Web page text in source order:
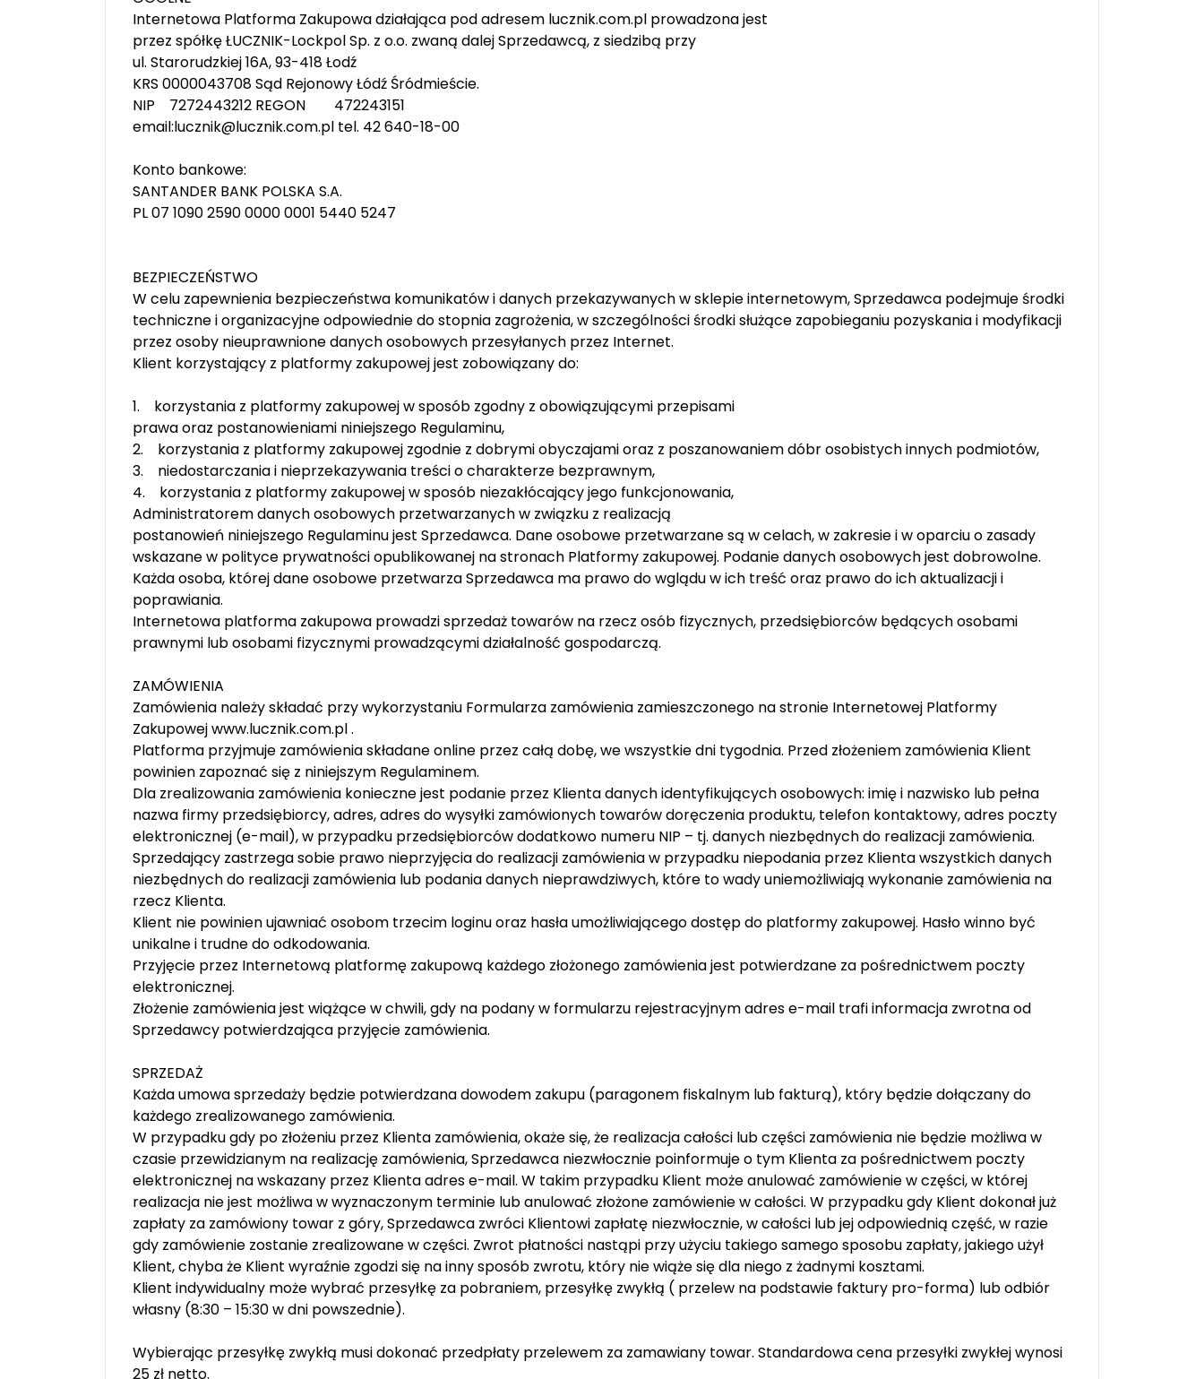
Internetowa Platforma Zakupowa działająca pod adresem lucznik.com.pl prowadzona jest
przez spółkę ŁUCZNIK-Lockpol Sp. z o.o. zwaną dalej Sprzedawcą, z siedzibą przy
ul. Starorudzkiej 16A, 93-418 Łodź
KRS 0000043708 Sąd Rejonowy Łódź Śródmieście.
NIP 7272443212 REGON 472243151
email:lucznik@lucznik.com.pl tel. 42 640-18-00
Konto bankowe:
SANTANDER BANK POLSKA S.A.
PL 07 1090 2590 0000 0001 5440 5247
BEZPIECZEŃSTWO
W celu zapewnienia bezpieczeństwa komunikatów i danych przekazywanych w sklepie internetowym, Sprzedawca podejmuje środki
techniczne i organizacyjne odpowiednie do stopnia zagrożenia, w szczególności środki służące zapobieganiu pozyskania i modyfikacji
przez osoby nieuprawnione danych osobowych przesyłanych przez Internet.
Klient korzystający z platformy zakupowej jest zobowiązany do:
1. korzystania z platformy zakupowej w sposób zgodny z obowiązującymi przepisami
prawa oraz postanowieniami niniejszego Regulaminu,
2. korzystania z platformy zakupowej zgodnie z dobrymi obyczajami oraz z poszanowaniem dóbr osobistych innych podmiotów,
3. niedostarczania i nieprzekazywania treści o charakterze bezprawnym,
4. korzystania z platformy zakupowej w sposób niezakłócający jego funkcjonowania,
Administratorem danych osobowych przetwarzanych w związku z realizacją
postanowień niniejszego Regulaminu jest Sprzedawca. Dane osobowe przetwarzane są w celach, w zakresie i w oparciu o zasady
wskazane w polityce prywatności opublikowanej na stronach Platformy zakupowej. Podanie danych osobowych jest dobrowolne.
Każda osoba, której dane osobowe przetwarza Sprzedawca ma prawo do wglądu w ich treść oraz prawo do ich aktualizacji i
poprawiania.
Internetowa platforma zakupowa prowadzi sprzedaż towarów na rzecz osób fizycznych, przedsiębiorców będących osobami
prawnymi lub osobami fizycznymi prowadzącymi działalność gospodarczą.
ZAMÓWIENIA
Zamówienia należy składać przy wykorzystaniu Formularza zamówienia zamieszczonego na stronie Internetowej Platformy
Zakupowej www.lucznik.com.pl .
Platforma przyjmuje zamówienia składane online przez całą dobę, we wszystkie dni tygodnia. Przed złożeniem zamówienia Klient
powinien zapoznać się z niniejszym Regulaminem.
Dla zrealizowania zamówienia konieczne jest podanie przez Klienta danych identyfikujących osobowych: imię i nazwisko lub pełna
nazwa firmy przedsiębiorcy, adres, adres do wysyłki zamówionych towarów doręczenia produktu, telefon kontaktowy, adres poczty
elektronicznej (e-mail), w przypadku przedsiębiorców dodatkowo numeru NIP – tj. danych niezbędnych do realizacji zamówienia.
Sprzedający zastrzega sobie prawo nieprzyjęcia do realizacji zamówienia w przypadku niepodania przez Klienta wszystkich danych
niezbędnych do realizacji zamówienia lub podania danych nieprawdziwych, które to wady uniemożliwiają wykonanie zamówienia na
rzecz Klienta.
Klient nie powinien ujawniać osobom trzecim loginu oraz hasła umożliwiającego dostęp do platformy zakupowej. Hasło winno być
unikalne i trudne do odkodowania.
Przyjęcie przez Internetową platformę zakupową każdego złożonego zamówienia jest potwierdzane za pośrednictwem poczty
elektronicznej.
Złożenie zamówienia jest wiążące w chwili, gdy na podany w formularzu rejestracyjnym adres e-mail trafi informacja zwrotna od
Sprzedawcy potwierdzająca przyjęcie zamówienia.
SPRZEDAŻ
Każda umowa sprzedaży będzie potwierdzana dowodem zakupu (paragonem fiskalnym lub fakturą), który będzie dołączany do
każdego zrealizowanego zamówienia.
W przypadku gdy po złożeniu przez Klienta zamówienia, okaże się, że realizacja całości lub części zamówienia nie będzie możliwa w
czasie przewidzianym na realizację zamówienia, Sprzedawca niezwłocznie poinformuje o tym Klienta za pośrednictwem poczty
elektronicznej na wskazany przez Klienta adres e-mail. W takim przypadku Klient może anulować zamówienie w części, w której
realizacja nie jest możliwa w wyznaczonym terminie lub anulować złożone zamówienie w całości. W przypadku gdy Klient dokonał już
zapłaty za zamówiony towar z góry, Sprzedawca zwróci Klientowi zapłatę niezwłocznie, w całości lub jej odpowiednią część, w razie
gdy zamówienie zostanie zrealizowane w części. Zwrot płatności nastąpi przy użyciu takiego samego sposobu zapłaty, jakiego użył
Klient, chyba że Klient wyraźnie zgodzi się na inny sposób zwrotu, który nie wiąże się dla niego z żadnymi kosztami.
Klient indywidualny może wybrać przesyłkę za pobraniem, przesyłkę zwykłą ( przelew na podstawie faktury pro-forma) lub odbiór
własny (8:30 – 15:30 w dni powszednie).
Wybierając przesyłkę zwykłą musi dokonać przedpłaty przelewem za zamawiany towar. Standardowa cena przesyłki zwykłej wynosi
25 zł netto.